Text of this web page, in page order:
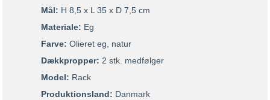
Mål: H 8,5 x L 35 x D 7,5 cm
Materiale: Eg
Farve: Olieret eg, natur
Dækkpropper: 2 stk. medfølger
Model: Rack
Produktionsland: Danmark